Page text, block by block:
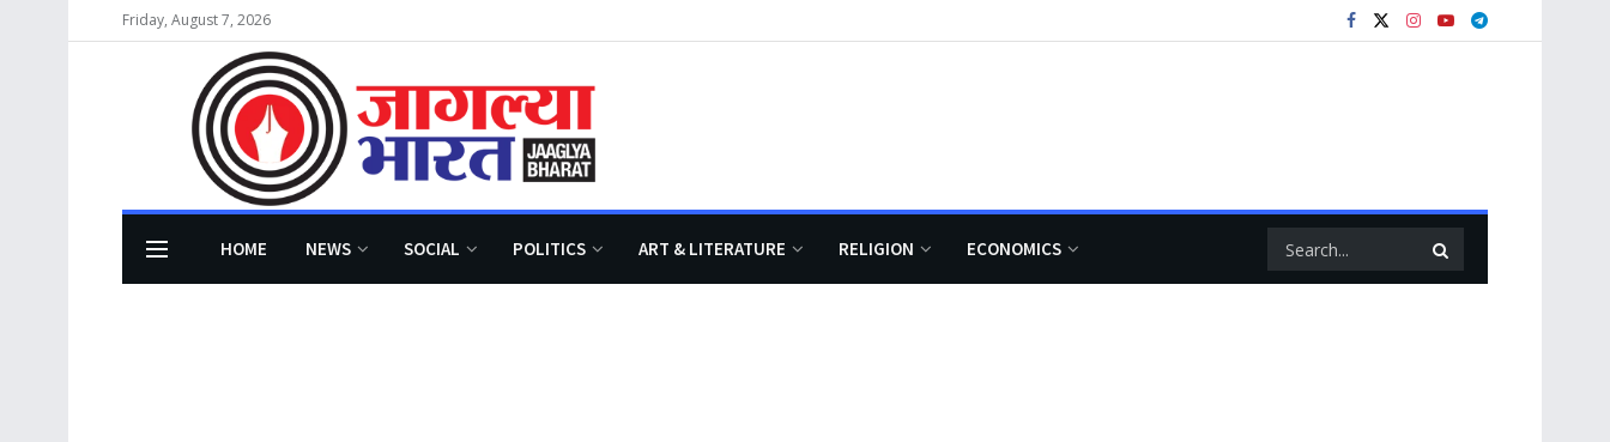
Friday, August 7, 2026
HOME NEWS SOCIAL POLITICS ART & LITERATURE RELIGION ECONOMICS